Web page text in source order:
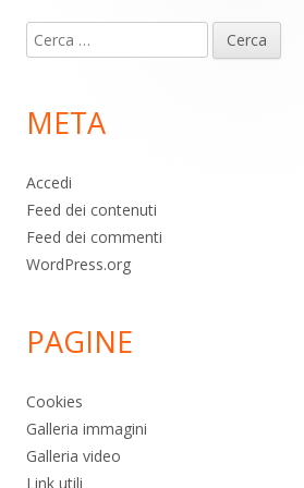
piè
pagina
Ricerca
per:
META
Accedi
Feed dei contenuti
Feed dei commenti
WordPress.org
PAGINE
Cookies
Galleria immagini
Galleria video
Link utili